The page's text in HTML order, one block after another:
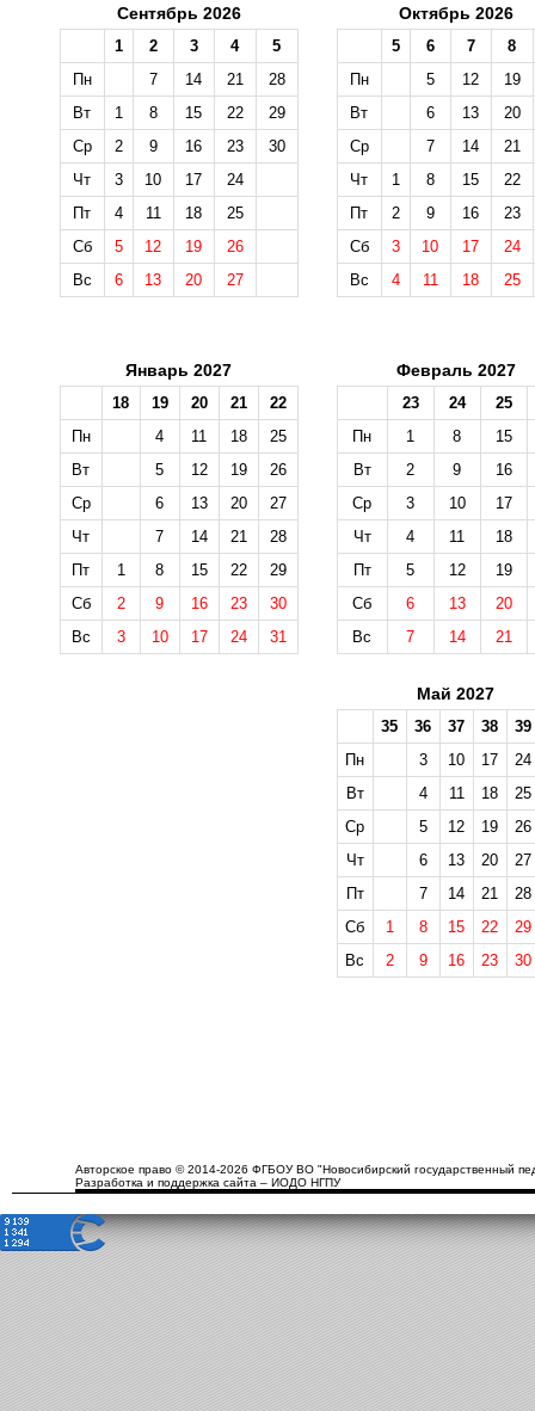
Сентябрь 2026
1 2 3 4
5
Пн
7 14 21
28
Вт
1 8 15 22
29
Ср
2 9 16 23
30
Чт
3 10 17
24
Пт
4 11 18
25
Сб
5 12 19
26
Вс
6 13 20 27
Октябрь 2026
5 6 7
8
Пн
5 12
19
Вт
6 13
20
Ср
7 14
21
Чт
1 8 15
22
Пт
2 9 16
23
Сб
3 10 17
24
Вс
4 11 18 25
Январь 2027
18 19 20 21
22
Пн
4 11 18
25
Вт
5 12 19
26
Ср
6 13 20
27
Чт
7 14 21
28
Пт
1 8 15 22
29
Сб
2 9 16 23
30
Вс
3 10 17 24 31
Февраль 2027
23 24
25
Пн
1 8
15
Вт
2 9
16
Ср
3 10
17
Чт
4 11
18
Пт
5 12
19
Сб
6 13
20
Вс
7 14 21
Май 2027
35 36 37 38
39
Пн
3 10 17
24
Вт
4 11 18
25
Ср
5 12 19
26
Чт
6 13 20
27
Пт
7 14 21
28
Сб
1 8 15 22
29
Вс
2 9 16 23 30
Авторское право © 2014-2026 ФГБОУ ВО "Новосибирский государственный
Разработка и поддержка сайта – ИОДО НГПУ